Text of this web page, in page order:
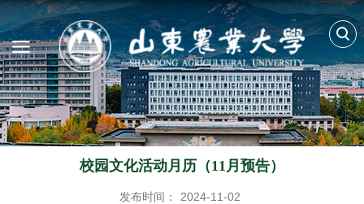
校园文化活动月历（11月预告）
发布时间： 2024-11-02